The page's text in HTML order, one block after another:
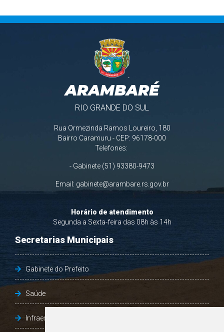
ARAMBARÉ
RIO GRANDE DO SUL
Rua Ormezinda Ramos Loureiro, 180
Bairro Caramuru - CEP: 96178-000
Telefones:
- Gabinete (51) 93380-9473
Email: gabinete@arambare.rs.gov.br
Horário de atendimento
Segunda a Sexta-feira das 08h às 14h
Secretarias Municipais
Gabinete do Prefeito
Saúde
Infraestrutura, Agricultura e Meio Ambiente